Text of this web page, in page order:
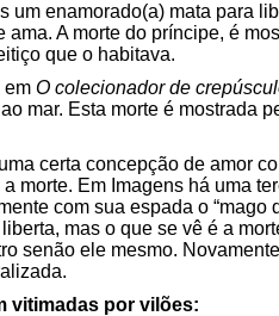
um enamorado(a) mata para
A morte do príncipe, é
que o habitava.
em O colecionador de
mar. Esta morte é mostrada
certa concepção de amor
morte. Em Imagens há uma
com sua espada o
liberta, mas o que se vê é a
senão ele mesmo.
vitimadas por vilões: